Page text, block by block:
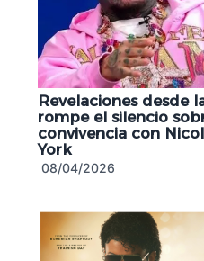
Revelaciones desde
rompe el silencio
convivencia con
York
08/04/2026